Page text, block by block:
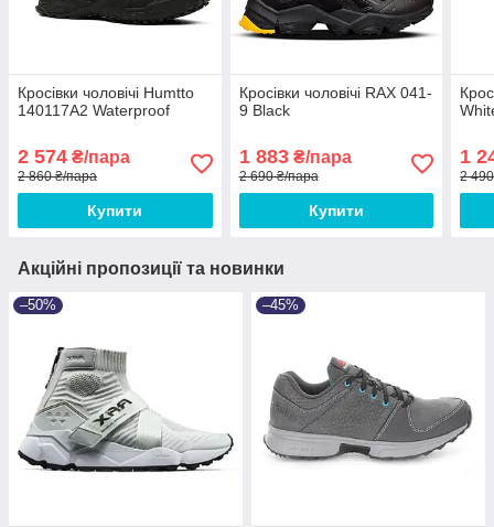
Кросівки чоловічі Humtto
140117A2 Waterproof
2 574 ₴/пара
2 860 ₴/пара
Купити
Кросівки чоловічі RAX 041-
9 Black
1 883₴/пара
2 690 ₴/пара
Купити
1
2
Акційні пропозиції та новинки
–50% –45%